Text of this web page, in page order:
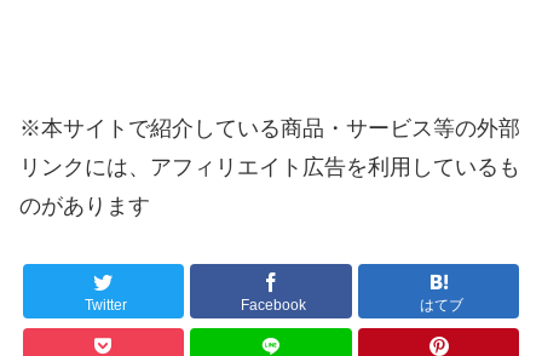
※本サイトで紹介している商品・サービス等の外部
リンクには、アフィリエイト広告を利用しているも
のがあります
Twitter Facebook はてブ